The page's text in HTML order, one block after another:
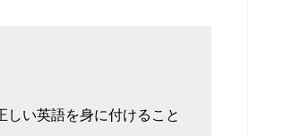
い英語を身に付けること